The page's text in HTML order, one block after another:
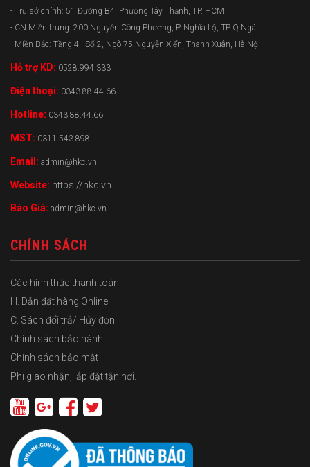
- Trụ sở chính: 51 Đường B4, Phường Tây Thạnh, TP. HCM
- CN Miền trung: 200 Nguyễn Công Phương, P. Nghĩa Lộ, TP Q.Ngãi
- Miền Bắc: Tầng 4 - Số 2, Ngõ 75 Nguyễn Xiển, Thanh Xuân, Hà Nội
Hỗ trợ KD: 0528.994.333
Điện thoại: 0343.88.44.66
Hotline: 0343.88.44.66
MST: 0311.543.898
Email: admin@hkc.vn
Website: https://hkc.vn
Báo Giá: admin@hkc.vn
CHÍNH SÁCH
Các hình thức thanh toán
H. Dẫn đặt hàng Online
C. Sách đổi trả/ Hủy đơn
Chính sách bảo hành
Chính sách bảo mật
Phí giao nhận, lắp đặt tận nơi.